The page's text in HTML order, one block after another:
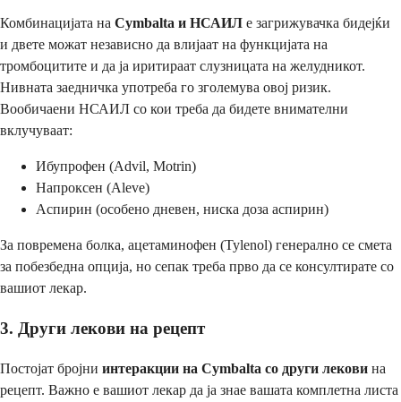
Комбинацијата на Cymbalta и НСАИЛ е загрижувачка бидејќи
и двете можат независно да влијаат на функцијата на
тромбоцитите и да ја иритираат слузницата на желудникот.
Нивната заедничка употреба го зголемува овој ризик.
Вообичаени НСАИЛ со кои треба да бидете внимателни
вклучуваат:
Ибупрофен (Advil, Motrin)
Напроксен (Aleve)
Аспирин (особено дневен, ниска доза аспирин)
За повремена болка, ацетаминофен (Tylenol) генерално се смета
за побезбедна опција, но сепак треба прво да се консултирате со
вашиот лекар.
3. Други лекови на рецепт
Постојат бројни интеракции на Cymbalta со други лекови на
рецепт. Важно е вашиот лекар да ја знае вашата комплетна листа